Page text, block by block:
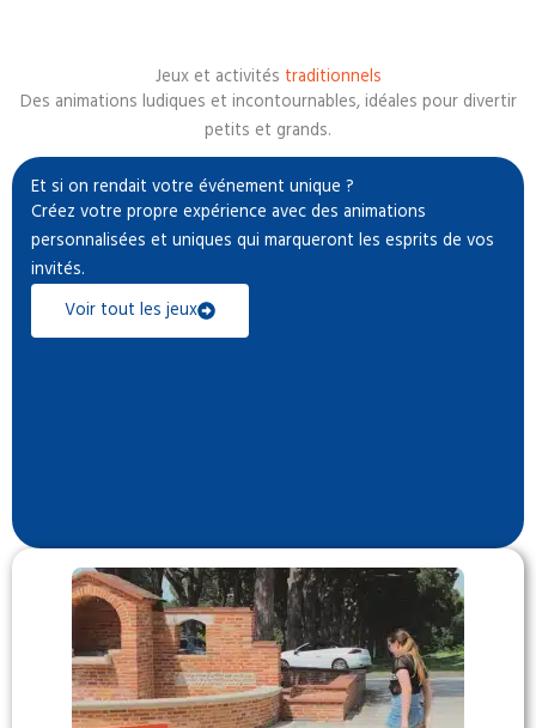
Jeux et activités traditionnels
Des animations ludiques et incontournables, idéales pour divertir
petits et grands.
Et si on rendait votre événement unique ?
Créez votre propre expérience avec des animations
personnalisées et uniques qui marqueront les esprits de vos
invités.
Voir tout les jeux